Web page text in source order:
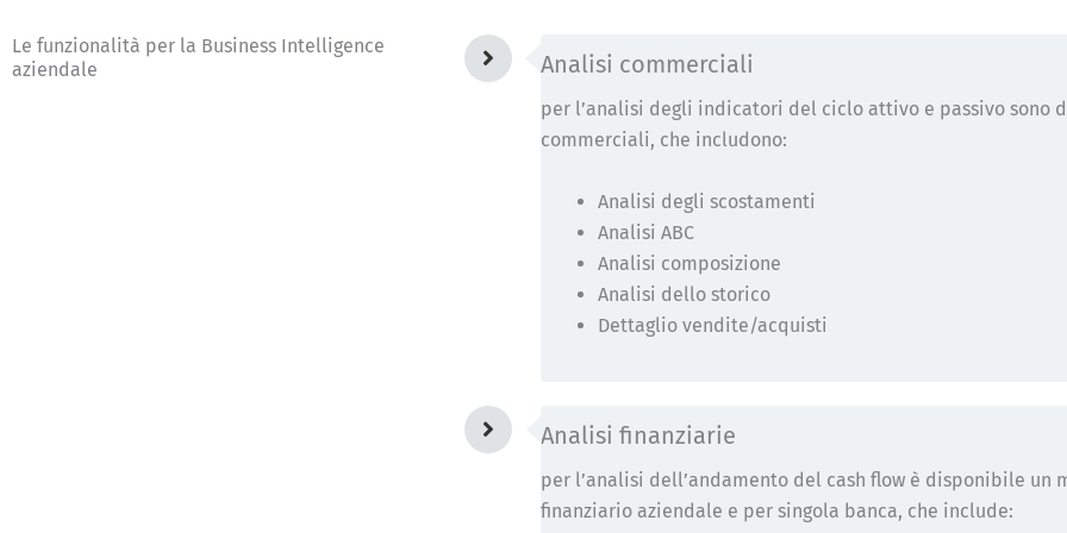
Le funzionalità per la Business Intelligence
aziendale
Analisi commerciali
per l’analisi degli indicatori del ciclo attivo e passivo
commerciali, che includono:
Analisi degli scostamenti
Analisi ABC
Analisi composizione
Analisi dello storico
Dettaglio vendite/acquisti
Analisi finanziarie
per l’analisi dell’andamento del cash flow è disponibile un
finanziario aziendale e per singola banca, che include: